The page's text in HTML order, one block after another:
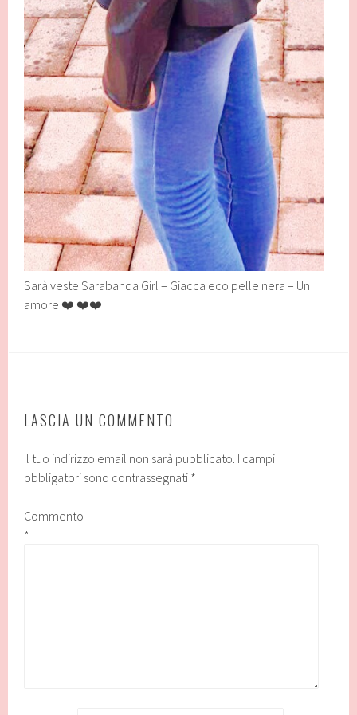
Sarà veste Sarabanda Girl – Giacca eco pelle nera – Un
amore ❤️ ❤️❤️
LASCIA UN COMMENTO
Il tuo indirizzo email non sarà pubblicato. I campi
obbligatori sono contrassegnati *
Commento
*